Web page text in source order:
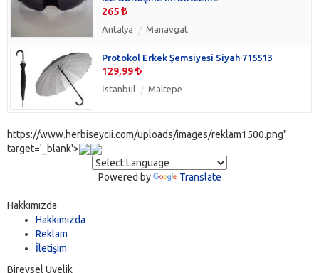
265
Antalya Manavgat
Protokol Erkek Şemsiyesi Siyah 715513
129,99
İstanbul Maltepe
https://www.herbiseycii.com/uploads/images/reklam1500.png"
target='_blank'>
Powered by Translate
Hakkımızda
Hakkımızda
Reklam
İletişim
Bireysel Üyelik